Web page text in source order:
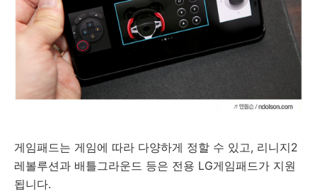
게임패드는 게임에 따라 다양하게 정할 수 있고, 리니지2
레볼루션과 배틀그라운드 등은 전용 LG게임패드가 지원
됩니다.